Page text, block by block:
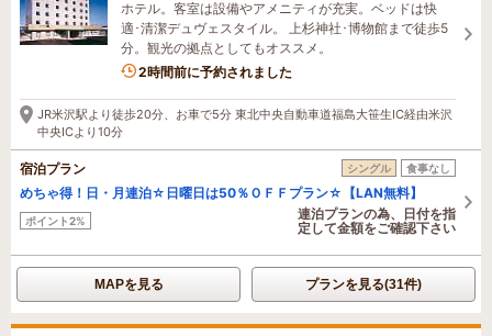
ホテル。客室は設備やアメニティが充実。ベッドは快
適･清潔デュヴェスタイル。 上杉神社･博物館まで徒歩5
分。観光の拠点としてもオススメ。
2時間前に予約されました
JR米沢駅より徒歩20分、お車で5分 東北中央自動車道福島大笹生IC経由米沢
中央ICより10分
宿泊プラン シングル 食事なし
めちゃ得！日・月連泊☆日曜日は50％ＯＦＦプラン☆【LAN無料】
ポイント2%
連泊プランの為、日付を指
定して金額をご確認下さい
MAPを見る プランを見る(31件)